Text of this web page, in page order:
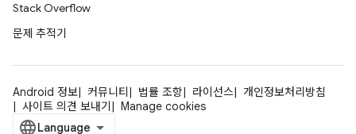
Stack Overflow
문제 추적기
Android 정보 커뮤니티 법률 조항 라이선스
개인정보처리방침
사이트 의견 보내기
Manage cookies